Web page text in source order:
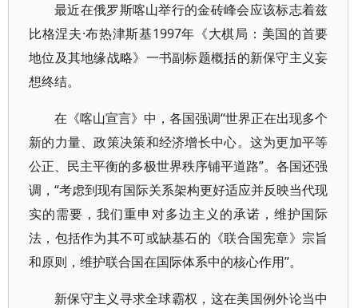
最近在俄罗斯喀山举行的金砖峰会应该标志着兹
比格涅夫·布热津斯基1997年《大棋局：美国的首要
地位及其地缘战略》一书副标题概括的新保守主义妄
想终结。
在《喀山宣言》中，各国强调“世界正在出现多个
新的力量、政策决策和经济增长中心。这为更加平等
公正、民主平衡的多极世界秩序铺平道路”。各国还强
调，“考虑到现有国际关系架构更好适应并反映当代现
实的需要，我们重申对多边主义的承诺，维护国际
法，包括作为其不可或缺基石的《联合国宪章》宗旨
和原则，维护联合国在国际体系中的核心作用”。
新保守主义寻求全球霸权，这在美国例外论当中